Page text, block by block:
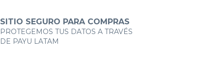
SITIO SEGURO PARA COMPRAS
PROTEGEMOS TUS DATOS A TRAVÉS
DE PAYU LATAM